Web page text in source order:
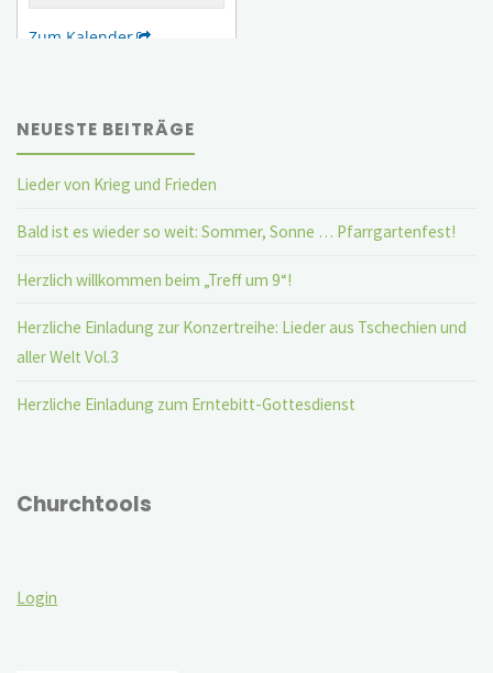
NEUESTE BEITRÄGE
Lieder von Krieg und Frieden
Bald ist es wieder so weit: Sommer, Sonne … Pfarrgartenfest!
Herzlich willkommen beim „Treff um 9“!
Herzliche Einladung zur Konzertreihe: Lieder aus Tschechien und
aller Welt Vol.3
Herzliche Einladung zum Erntebitt-Gottesdienst
Churchtools
Login